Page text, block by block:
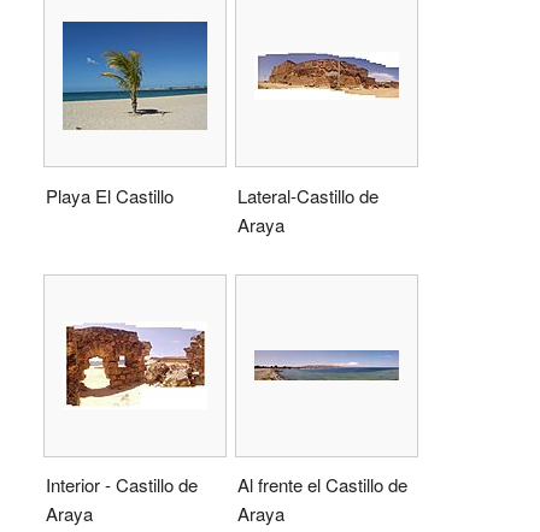
Playa El Castillo
Lateral-Castillo de
Araya
Interior - Castillo de
Araya
Al frente el Castillo de
Araya